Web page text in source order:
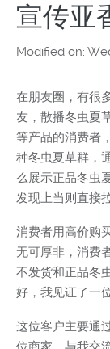
宣传亚
Modified on:
在朋友圈，有很
友，散播冬虫夏
等产品的消费者
种冬虫夏草群，
么展示正品冬虫
发现上当则直接
消费者用高价购
无可厚非，消费
不发货和正品冬
好，我见证了一
这位客户主要通